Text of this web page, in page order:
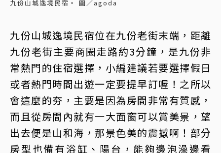
九份山城逸境民宿。 圖／agoda
九份山城逸境民宿位在九份老街末端，距離
九份老街主要商圈走路約3分鐘，是九份非
常熱門的住宿選擇，小編建議若要選擇假日
或者熱門時間出遊一定要提早訂喔！之所以
會這麼的夯，主要是因為房間非常有質感，
而且從房間內就有一大面窗可以賞美景，望
出去便是山和海，那景色美的震撼啊！部分
房型也備有浴缸、陽台，能夠邊泡澡邊看